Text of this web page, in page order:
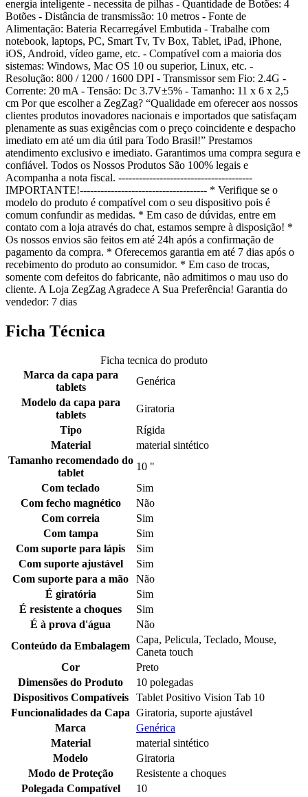
energia inteligente - necessita de pilhas - Quantidade de Botões: 4
Botões - Distância de transmissão: 10 metros - Fonte de
Alimentação: Bateria Recarregável Embutida - Trabalhe com
notebook, laptops, PC, Smart Tv, Tv Box, Tablet, iPad, iPhone,
iOS, Android, vídeo game, etc. - Compatível com a maioria dos
sistemas: Windows, Mac OS 10 ou superior, Linux, etc. -
Resolução: 800 / 1200 / 1600 DPI - Transmissor sem Fio: 2.4G -
Corrente: 20 mA - Tensão: Dc 3.7V±5% - Tamanho: 11 x 6 x 2,5
cm Por que escolher a ZegZag? “Qualidade em oferecer aos nossos
clientes produtos inovadores nacionais e importados que satisfaçam
plenamente as suas exigências com o preço coincidente e despacho
imediato em até um dia útil para Todo Brasil!” Prestamos
atendimento exclusivo e imediato. Garantimos uma compra segura e
confiável. Todos os Nossos Produtos São 100% legais e
Acompanha a nota fiscal. ---------------------------------------
IMPORTANTE!------------------------------------- * Verifique se o
modelo do produto é compatível com o seu dispositivo pois é
comum confundir as medidas. * Em caso de dúvidas, entre em
contato com a loja através do chat, estamos sempre à disposição! *
Os nossos envios são feitos em até 24h após a confirmação de
pagamento da compra. * Oferecemos garantia em até 7 dias após o
recebimento do produto ao consumidor. * Em caso de trocas,
somente com defeitos do fabricante, não admitimos o mau uso do
cliente. A Loja ZegZag Agradece A Sua Preferência! Garantia do
vendedor: 7 dias
Ficha Técnica
Ficha tecnica do produto
Marca da capa para
tablets
Genérica
Modelo da capa para
tablets
Giratoria
Tipo
Rígida
Material
material sintético
Tamanho recomendado do
tablet
10 "
Com teclado
Sim
Com fecho magnético
Não
Com correia
Sim
Com tampa
Sim
Com suporte para lápis
Sim
Com suporte ajustável
Sim
Com suporte para a mão
Não
É giratória
Sim
É resistente a choques
Sim
É à prova d'água
Não
Conteúdo da Embalagem
Capa, Pelicula, Teclado, Mouse,
Caneta touch
Cor
Preto
Dimensões do Produto
10 polegadas
Dispositivos Compatíveis
Tablet Positivo Vision Tab 10
Funcionalidades da Capa Giratoria, suporte ajustável
Marca
Genérica
Material
material sintético
Modelo
Giratoria
Modo de Proteção
Resistente a choques
Polegada Compatível
10